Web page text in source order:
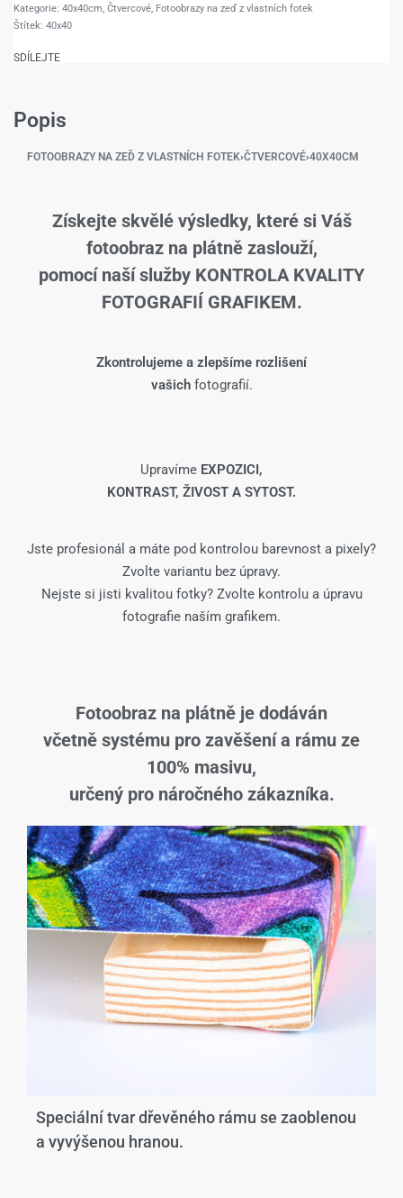
Kategorie: 40x40cm, Čtvercové, Fotoobrazy na zeď z vlastních fotek
Štítek: 40x40
SDÍLEJTE
Popis
FOTOOBRAZY NA ZEĎ Z VLASTNÍCH FOTEK›ČTVERCOVÉ›40X40CM
Získejte skvělé výsledky, které si Váš
fotoobraz na plátně zaslouží,
pomocí naší služby KONTROLA KVALITY
FOTOGRAFIÍ GRAFIKEM.
Zkontrolujeme a zlepšíme rozlišení
vašich fotografií.
Upravíme EXPOZICI,
KONTRAST, ŽIVOST A SYTOST.
Jste profesionál a máte pod kontrolou barevnost a pixely?
Zvolte variantu bez úpravy.
Nejste si jisti kvalitou fotky? Zvolte kontrolu a úpravu
fotografie naším grafikem.
Fotoobraz na plátně je dodáván
včetně systému pro zavěšení a rámu ze
100% masivu,
určený pro náročného zákazníka.
Speciální tvar dřevěného rámu se zaoblenou
a vyvýšenou hranou.​